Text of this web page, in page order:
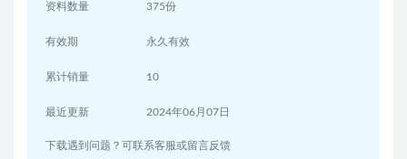
资料数量 375份
有效期 永久有效
累计销量 10
最近更新 2024年06月07日
下载遇到问题？可联系客服或留言反馈